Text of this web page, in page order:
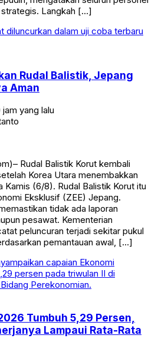
Langkah […]
Rudal Balistik, Jepang
Aman
jam yang lalu
Rudal Balistik Korut kembali
Korea Utara menembakkan
Kamis (6/8). Rudal Balistik Korut itu
Eksklusif (ZEE) Jepang.
tidak ada laporan
pesawat. Kementerian
peluncuran terjadi sekitar pukul
pemantauan awal, […]
Tumbuh 5,29 Persen,
Lampaui Rata-Rata